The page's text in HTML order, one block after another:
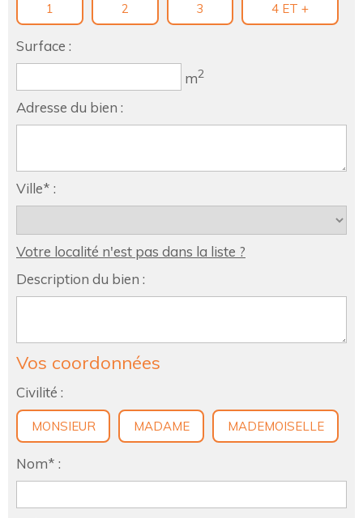
1 2 3 4 ET +
Surface :
m2
Adresse du bien :
Ville* :
Votre localité n'est pas dans la liste ?
Description du bien :
Vos coordonnées
Civilité :
MONSIEUR MADAME MADEMOISELLE
Nom* :